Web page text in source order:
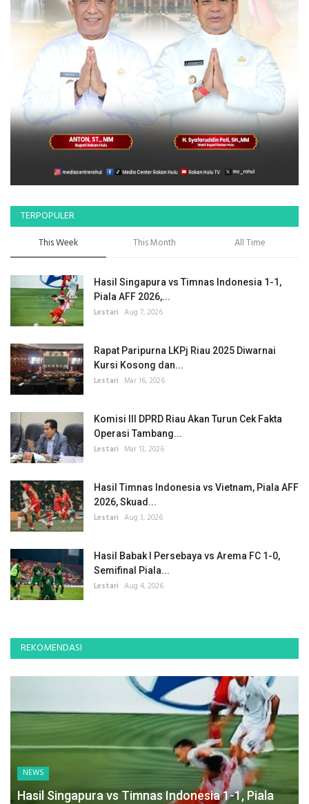
TERPOPULER
This Week This Month All Time
Hasil Singapura vs Timnas Indonesia 1-1,
Piala AFF 2026,...
Lestari Aug 7, 2026
Rapat Paripurna LKPj Riau 2025 Diwarnai
Kursi Kosong dan...
Lestari Mar 16, 2026
Komisi III DPRD Riau Akan Turun Cek Fakta
Operasi Tambang...
Lestari Mar 13, 2026
Hasil Timnas Indonesia vs Vietnam, Piala AFF
2026, Skuad...
Lestari Aug 3, 2026
Hasil Babak I Persebaya vs Arema FC 1-0,
Semifinal Piala...
Lestari Aug 4, 2026
REKOMENDASI
NEWS
Hasil Singapura vs Timnas Indonesia 1-1, Piala